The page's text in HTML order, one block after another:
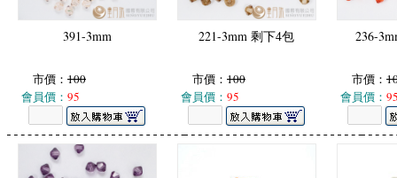
391-3mm
市價： 100
會員價： 95
221-3mm 剩下4包
市價： 100
會員價： 95
236-
市價：
會員價：